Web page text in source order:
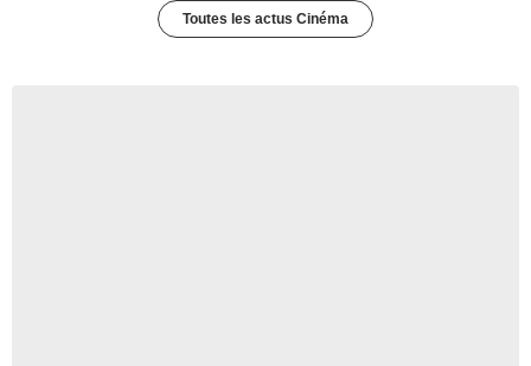
Toutes les actus Cinéma